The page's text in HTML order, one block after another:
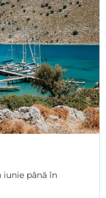
iunie până în